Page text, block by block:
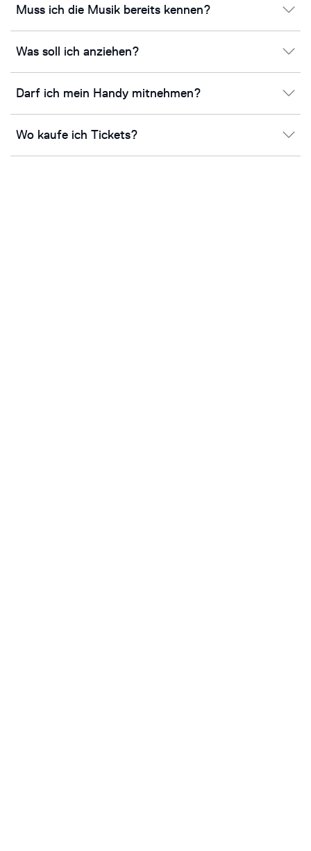
Muss ich die Musik bereits kennen?
Was soll ich anziehen?
Darf ich mein Handy mitnehmen?
Wo kaufe ich Tickets?